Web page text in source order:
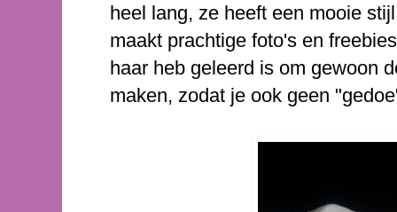
heel lang, ze heeft een mooie
maakt prachtige foto's en
haar heb geleerd is om gewoon
maken, zodat je ook geen